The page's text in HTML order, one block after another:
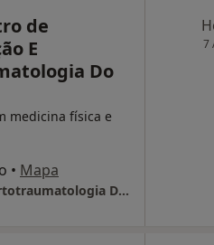
de
E
Do
medicina física e
• Mapa
Crob-Centro de Reabilitação E Ortotraumatologia Do Barreiro
7